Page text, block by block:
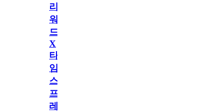
리
워
드
X
타
임
스
프
레